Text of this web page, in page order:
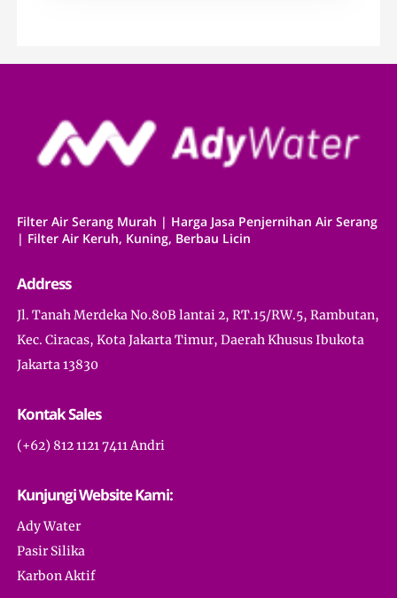
Filter Air Serang Murah | Harga Jasa Penjernihan Air Serang
| Filter Air Keruh, Kuning, Berbau Licin
Address
Jl. Tanah Merdeka No.80B lantai 2, RT.15/RW.5, Rambutan,
Kec. Ciracas, Kota Jakarta Timur, Daerah Khusus Ibukota
Jakarta 13830
Kontak Sales
(+62) 812 1121 7411 Andri
Kunjungi Website Kami:
Ady Water
Pasir Silika
Karbon Aktif